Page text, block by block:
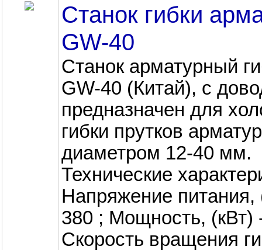
Станок гибки
GW-40
Станок арматурный
GW-40 (Китай), с
предназначен для
гибки прутков
диаметром 12-40 мм.
Технические
Напряжение питания,
380 ; Мощность, (кВт)
Скорость вращения